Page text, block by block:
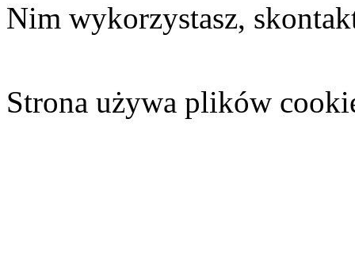
Nim wykorzystasz,
Strona używa plików